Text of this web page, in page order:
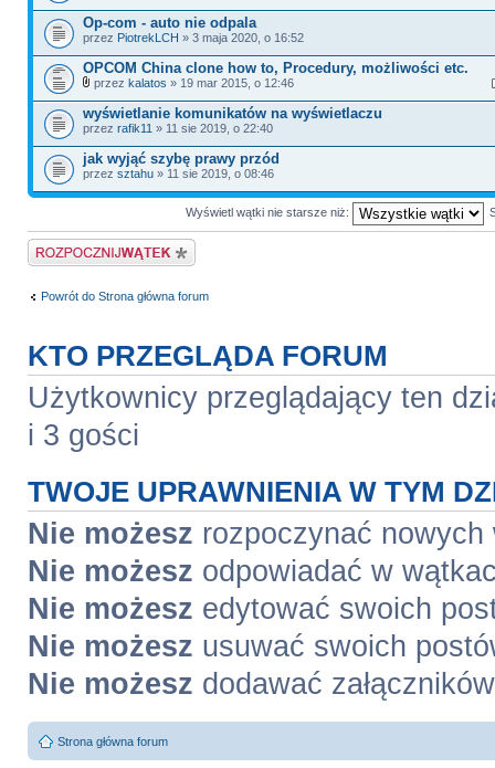
Op-com - auto nie odpala
przez PiotrekLCH » 3 maja 2020, o 16:52
OPCOM China clone how to, Procedury, możliwości etc.
przez kalatos » 19 mar 2015, o 12:46
wyświetlanie komunikatów na wyświetlaczu
przez rafik11 » 11 sie 2019, o 22:40
jak wyjąć szybę prawy przód
przez sztahu» 11 sie 2019, o 08:46
Wyświetl wątki nie starsze niż:
Napisz wątek
Powrót do Strona główna forum
KTO PRZEGLĄDA FORUM
Użytkownicy przeglądający ten
i 3 gości
TWOJE UPRAWNIENIA W TYM
Nie możesz rozpoczynać nowych
Nie możesz odpowiadać w
Nie możesz edytować swoich
Nie możesz usuwać swoich
Nie możesz dodawać załączników
Strona główna forum